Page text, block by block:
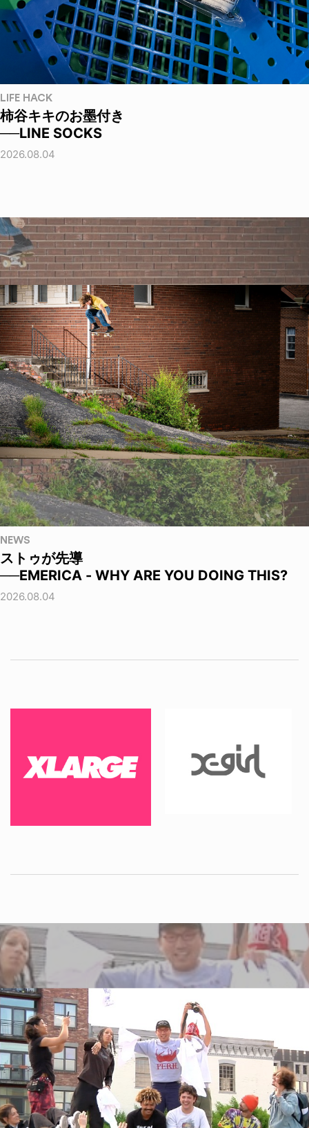
LIFE HACK
柿谷キキのお墨付き
──LINE SOCKS
2026.08.04
NEWS
ストゥが先導
──EMERICA - WHY ARE YOU DOING THIS?
2026.08.04